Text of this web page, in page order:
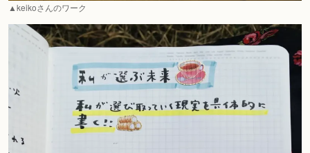
▲keikoさんのワーク